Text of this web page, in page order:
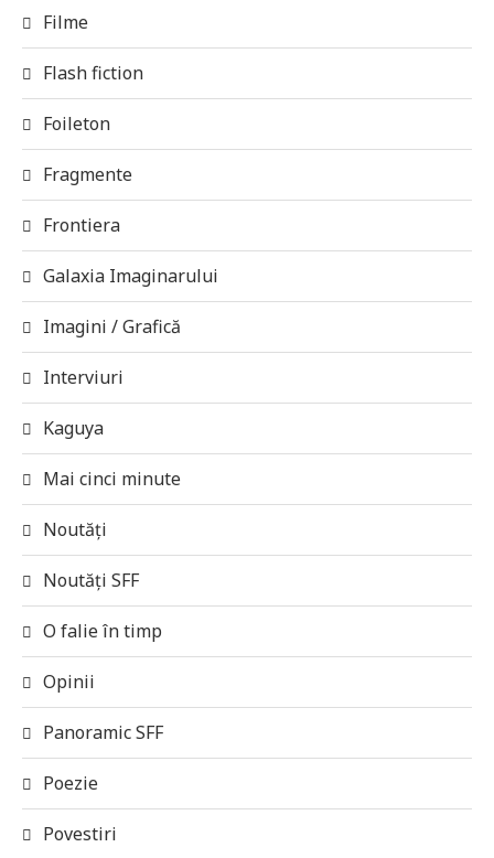
Filme
Flash fiction
Foileton
Fragmente
Frontiera
Galaxia Imaginarului
Imagini / Grafică
Interviuri
Kaguya
Mai cinci minute
Noutăți
Noutăți SFF
O falie în timp
Opinii
Panoramic SFF
Poezie
Povestiri